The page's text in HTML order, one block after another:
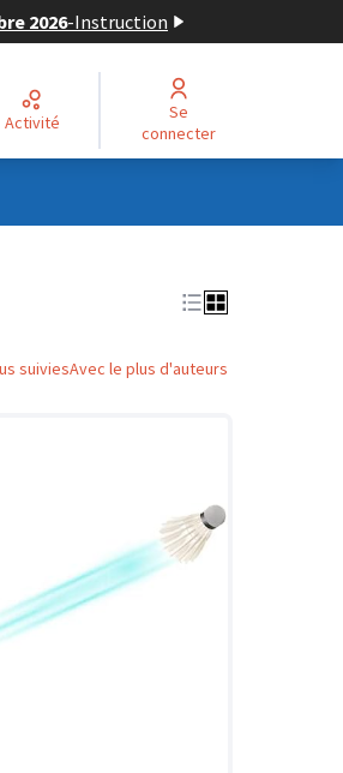
2026-Instruction
Activité
Se
connecter
suiviesAvec le plus d'auteurs